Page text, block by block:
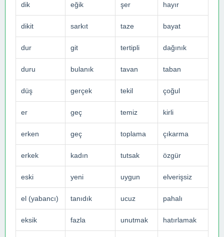
dik eğik şer hayır
dikit sarkıt taze bayat
dur git tertipli dağınık
duru bulanık tavan taban
düş gerçek tekil çoğul
er geç temiz kirli
erken geç toplama çıkarma
erkek kadın tutsak özgür
eski yeni uygun elverişsiz
el (yabancı) tanıdık ucuz pahalı
eksik fazla unutmak hatırlamak